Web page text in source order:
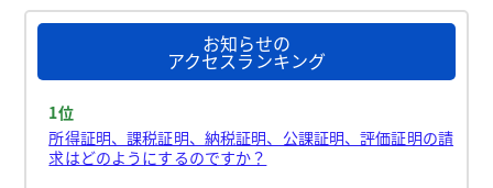
お知らせの
アクセスランキング
1位
所得証明、課税証明、納税証明、公課証明、評価証明の請
求はどのようにするのですか？